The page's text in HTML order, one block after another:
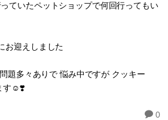
ていたペットショップで何回行ってもい
お迎えしました
題多々ありで 悩み中ですが クッキー
す☺️❣️
0